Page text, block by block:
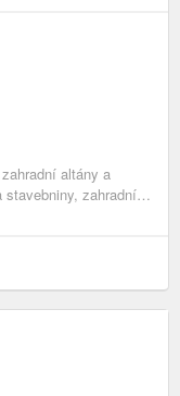
altány a
stavebniny, zahradní
zahradní altány a